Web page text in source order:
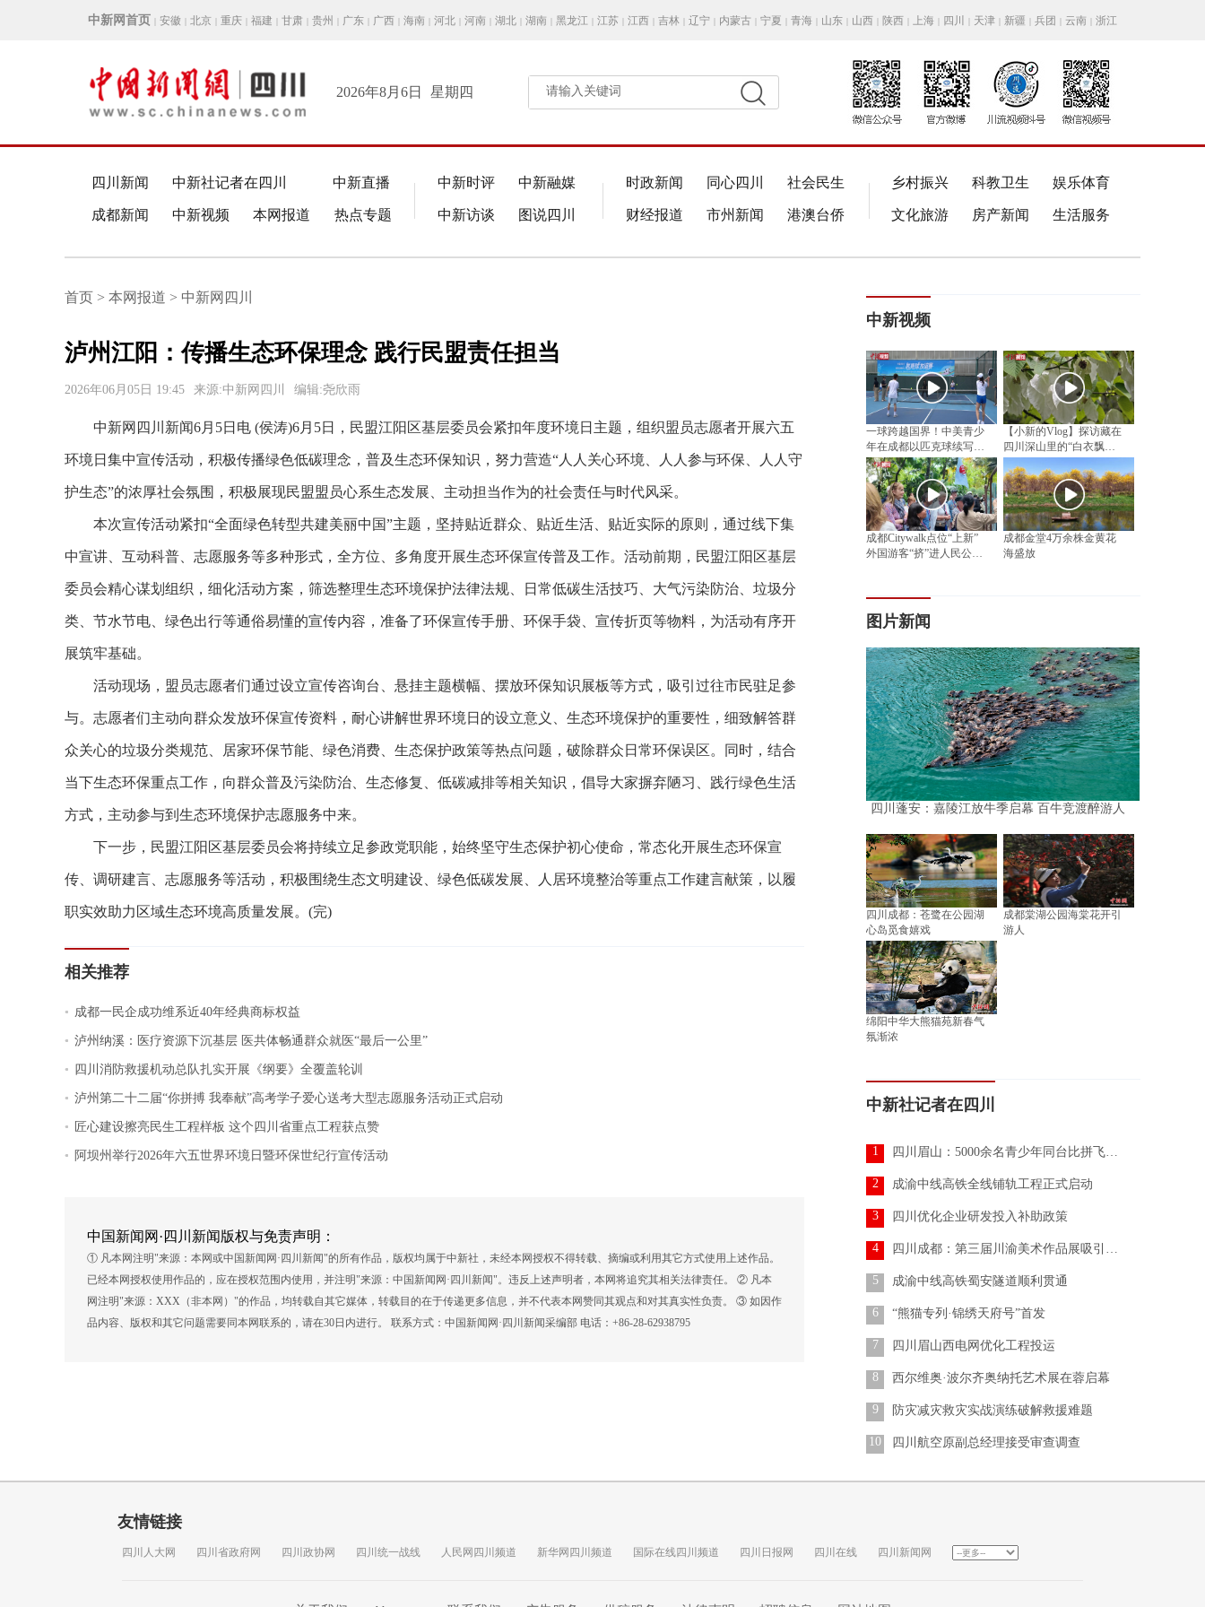
中新网首页 | 安徽 | 北京 | 重庆 | 福建 | 甘肃 | 贵州 | 广东 | 广西 | 海南 | 河北 | 河南 | 湖北 | 湖南 | 黑龙江 | 江苏 | 江西 | 吉林 | 辽宁 | 内蒙古 | 宁夏 | 青海 | 山东 | 山西 | 陕西 | 上海 | 四川 | 天津 | 新疆 | 兵团 | 云南 | 浙江
2026年8月6日 星期四 请输入关键词
四川新闻 中新社记者在四川 中新直播
成都新闻 中新视频 本网报道 热点专题
中新时评 中新融媒
中新访谈 图说四川
时政新闻 同心四川 社会民生
财经报道 市州新闻 港澳台侨
乡村振兴 科教卫生 娱乐体育
文化旅游 房产新闻 生活服务
首页 > 本网报道 > 中新网四川
泸州江阳：传播生态环保理念 践行民盟责任担当
2026年06月05日 19:45 来源:中新网四川 编辑:尧欣雨
中新网四川新闻6月5日电 (侯涛)6月5日，民盟江阳区基层委员会紧扣年度环境日主题，组织盟员志愿者开展六五
环境日集中宣传活动，积极传播绿色低碳理念，普及生态环保知识，努力营造“人人关心环境、人人参与环保、人人守
护生态”的浓厚社会氛围，积极展现民盟盟员心系生态发展、主动担当作为的社会责任与时代风采。
本次宣传活动紧扣“全面绿色转型共建美丽中国”主题，坚持贴近群众、贴近生活、贴近实际的原则，通过线下集
中宣讲、互动科普、志愿服务等多种形式，全方位、多角度开展生态环保宣传普及工作。活动前期，民盟江阳区基层
委员会精心谋划组织，细化活动方案，筛选整理生态环境保护法律法规、日常低碳生活技巧、大气污染防治、垃圾分
类、节水节电、绿色出行等通俗易懂的宣传内容，准备了环保宣传手册、环保手袋、宣传折页等物料，为活动有序开
展筑牢基础。
活动现场，盟员志愿者们通过设立宣传咨询台、悬挂主题横幅、摆放环保知识展板等方式，吸引过往市民驻足参
与。志愿者们主动向群众发放环保宣传资料，耐心讲解世界环境日的设立意义、生态环境保护的重要性，细致解答群
众关心的垃圾分类规范、居家环保节能、绿色消费、生态保护政策等热点问题，破除群众日常环保误区。同时，结合
当下生态环保重点工作，向群众普及污染防治、生态修复、低碳减排等相关知识，倡导大家摒弃陋习、践行绿色生活
方式，主动参与到生态环境保护志愿服务中来。
下一步，民盟江阳区基层委员会将持续立足参政党职能，始终坚守生态保护初心使命，常态化开展生态环保宣
传、调研建言、志愿服务等活动，积极围绕生态文明建设、绿色低碳发展、人居环境整治等重点工作建言献策，以履
职实效助力区域生态环境高质量发展。(完)
相关推荐
. 成都一民企成功维系近40年经典商标权益
. 泸州纳溪：医疗资源下沉基层 医共体畅通群众就医“最后一公里”
. 四川消防救援机动总队扎实开展《纲要》全覆盖轮训
. 泸州第二十二届“你拼搏 我奉献”高考学子爱心送考大型志愿服务活动正式启动
. 匠心建设擦亮民生工程样板 这个四川省重点工程获点赞
. 阿坝州举行2026年六五世界环境日暨环保世纪行宣传活动
中国新闻网·四川新闻版权与免责声明：
① 凡本网注明"来源：本网或中国新闻网·四川新闻"的所有作品，版权均属于中新社，未经本网授权不得转载、摘编或利用其它方式使用上述作品。
已经本网授权使用作品的，应在授权范围内使用，并注明"来源：中国新闻网·四川新闻"。违反上述声明者，本网将追究其相关法律责任。 ② 凡本
网注明"来源：XXX（非本网）"的作品，均转载自其它媒体，转载目的在于传递更多信息，并不代表本网赞同其观点和对其真实性负责。 ③ 如因作
品内容、版权和其它问题需要同本网联系的，请在30日内进行。 联系方式：中国新闻网·四川新闻采编部 电话：+86-28-62938795
中新视频
一球跨越国界！中美青少
年在成都以匹克球续写民
间友好
【小新的Vlog】探访藏在
四川深山里的“白衣飘飘”
成都Citywalk点位“上新”
外国游客“挤”进人民公园
成都金堂4万余株金黄花
海盛放
图片新闻
四川蓬安：嘉陵江放牛季启幕 百牛竞渡醉游人
四川成都：苍鹭在公园湖
心岛觅食嬉戏
成都棠湖公园海棠花开引
游人
绵阳中华大熊猫苑新春气
氛渐浓
中新社记者在四川
1 四川眉山：5000余名青少年同台比拼飞行技艺
2 成渝中线高铁全线铺轨工程正式启动
3 四川优化企业研发投入补助政策
4 四川成都：第三届川渝美术作品展吸引参观者
5 成渝中线高铁蜀安隧道顺利贯通
6 “熊猫专列·锦绣天府号”首发
7 四川眉山西电网优化工程投运
8 西尔维奥·波尔齐奥纳托艺术展在蓉启幕
9 防灾减灾救灾实战演练破解救援难题
10 四川航空原副总经理接受审查调查
友情链接
四川人大网 四川省政府网 四川政协网 四川统一战线 人民网四川频道 新华网四川频道 国际在线四川频道 四川日报网 四川在线 四川新闻网